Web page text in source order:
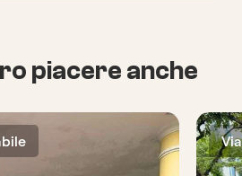
piacere anche